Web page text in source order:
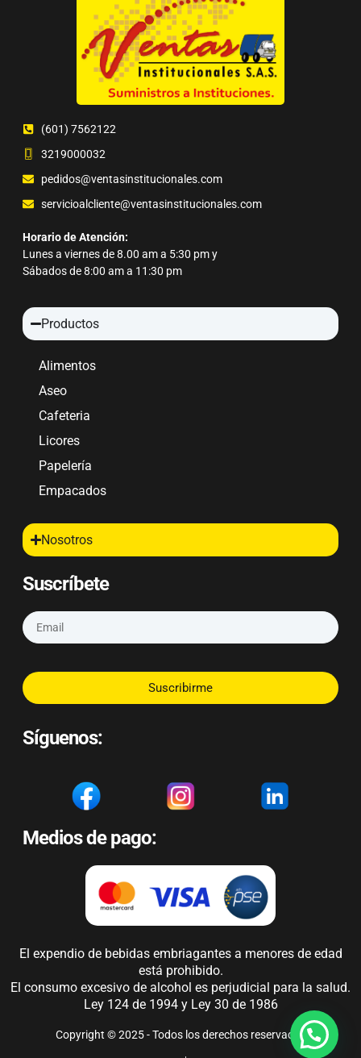
(601) 7562122
3219000032
pedidos@ventasinstitucionales.com
servicioalcliente@ventasinstitucionales.com
Horario de Atención:
Lunes a viernes de 8.00 am a 5:30 pm y
Sábados de 8:00 am a 11:30 pm
Productos
Alimentos
Aseo
Cafeteria
Licores
Papelería
Empacados
Nosotros
Suscríbete
Suscribirme
Síguenos:
Medios de pago:
El expendio de bebidas embriagantes a menores de edad
está prohibido.
El consumo excesivo de alcohol es perjudicial para la salud.
Ley 124 de 1994 y Ley 30 de 1986
Copyright © 2025 - Todos los derechos reservados